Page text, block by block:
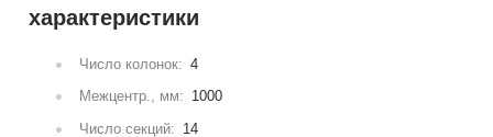
характеристики
Число колонок: 4
Межцентр., мм: 1000
Число секций: 14